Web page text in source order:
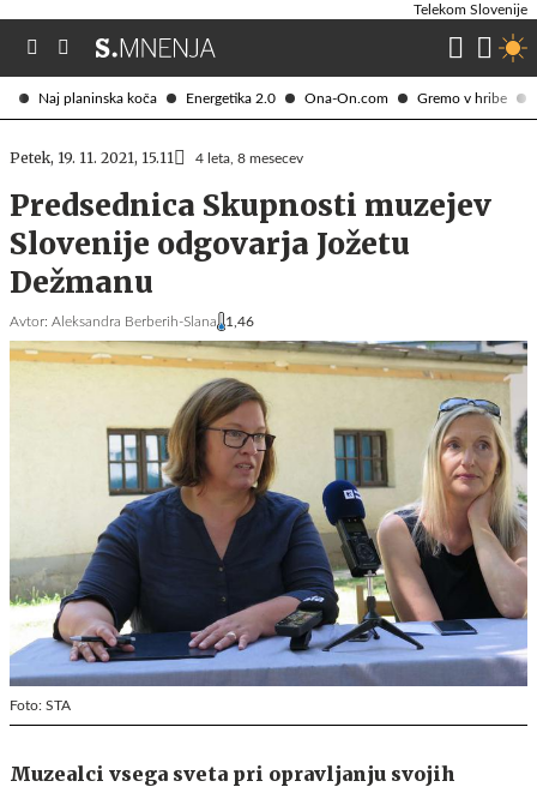
Naj planinska koča Energetika 2.0 Ona-On.com Gremo v hribe
Telekom Slovenije
Petek, 19. 11. 2021, 15.11 4 leta, 8 mesecev
Predsednica Skupnosti muzejev
Slovenije odgovarja Jožetu
Dežmanu
Avtor: Aleksandra Berberih-Slana 1,46
Foto: STA
Muzealci vsega sveta pri opravljanju svojih